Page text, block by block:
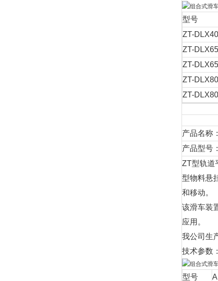
型号
ZT-
ZT-
ZT-
ZT-
ZT-
产品名称
产品型号
ZT型轨道
型物料悬
和移动。
该滑车装
应用。
我公司生
技术参数
型号 A